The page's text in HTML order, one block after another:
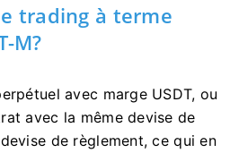
trading à terme
M?
avec marge USDT, ou
avec la même devise de
de règlement, ce qui en